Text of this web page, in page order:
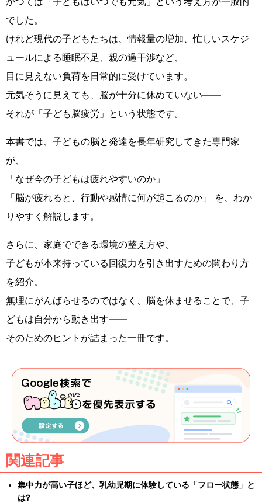
でした。
けれど現代の子どもたちは、情報量の増加、忙しいスケジ
ュールによる睡眠不足、親の過干渉など、
目に見えない負荷を日常的に受けています。
元気そうに見えても、脳が十分に休めていない――
それが「子ども脳疲労」という状態です。
本書では、子どもの脳と発達を長年研究してきた専門家
が、
「なぜ今の子どもは疲れやすいのか」
「脳が疲れると、行動や感情に何が起こるのか」 を、わか
りやすく解説します。
さらに、家庭でできる環境の整え方や、
子どもが本来持っている回復力を引き出すための関わり方
を紹介。
無理にがんばらせるのではなく、脳を休ませることで、子
どもは自分から動き出す――
そのためのヒントが詰まった一冊です。
関連記事
集中力が高い子ほど、乳幼児期に体験している「フロー状態」と
は?